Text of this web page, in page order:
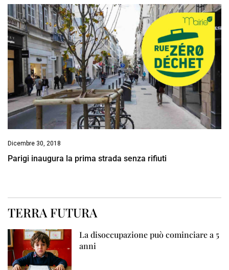
Dicembre 30, 2018
Parigi inaugura la prima strada senza rifiuti
TERRA FUTURA
La disoccupazione può cominciare a 5
anni